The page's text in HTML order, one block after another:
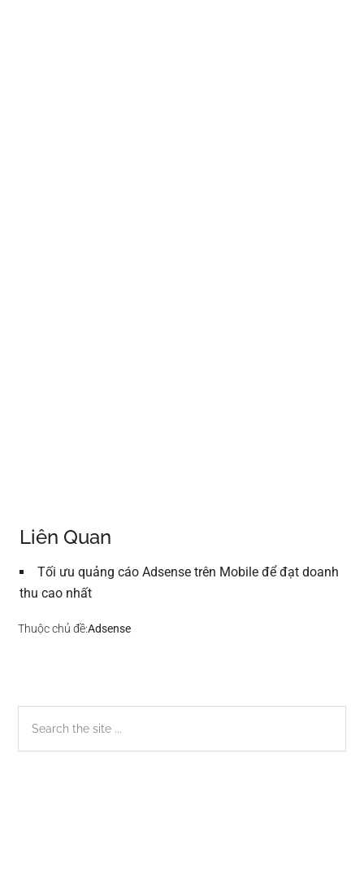
Liên Quan
Tối ưu quảng cáo Adsense trên Mobile để đạt doanh
thu cao nhất
Thuộc chủ đề:Adsense
Sidebar
chính
the